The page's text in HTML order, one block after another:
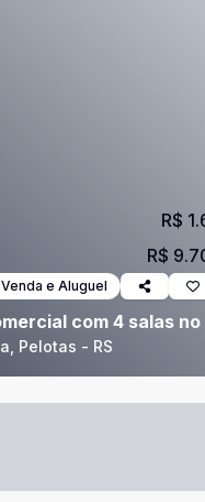
Venda e Aluguel
com 4 salas
Pelotas - RS
R$
R$